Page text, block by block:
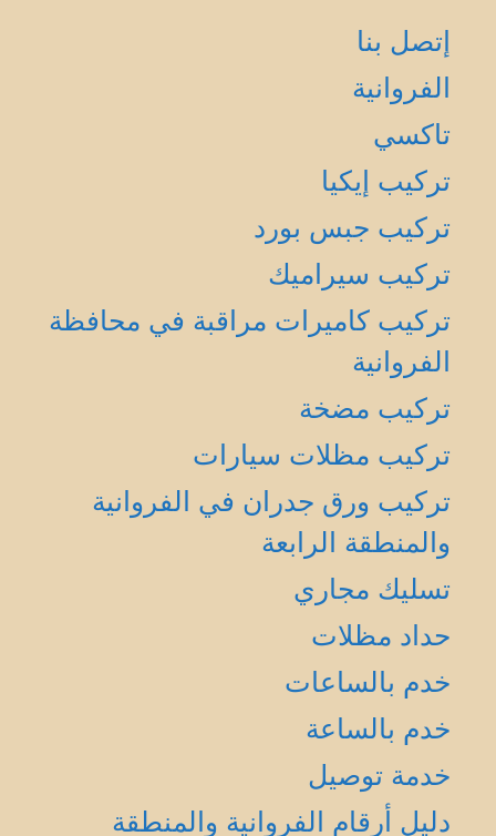
إتصل بنا
الفروانية
تاكسي
تركيب إيكيا
تركيب جبس بورد
تركيب سيراميك
تركيب كاميرات مراقبة في محافظة
الفروانية
تركيب مضخة
تركيب مظلات سيارات
تركيب ورق جدران في الفروانية
والمنطقة الرابعة
تسليك مجاري
حداد مظلات
خدم بالساعات
خدم بالساعة
خدمة توصيل
دليل أرقام الفروانية والمنطقة